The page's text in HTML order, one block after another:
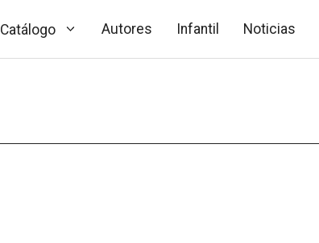
Catálogo Autores Infantil Noticias